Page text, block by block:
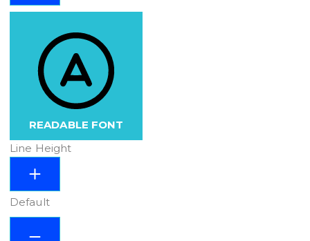
READABLE FONT
Line Height
Default